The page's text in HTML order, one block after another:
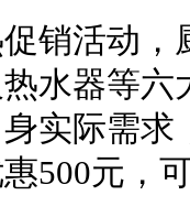
销活动
水器等
实际需
500元，